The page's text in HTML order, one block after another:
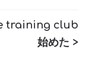
training club
始めた >